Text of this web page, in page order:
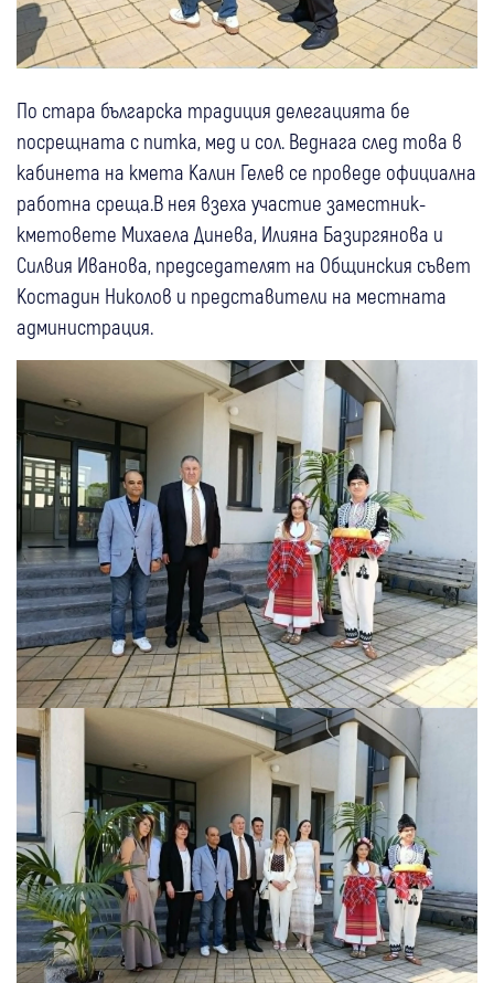
По стара българска традиция делегацията бе
посрещната с питка, мед и сол. Веднага след това в
кабинета на кмета Калин Гелев се проведе официална
работна среща.В нея взеха участие заместник-
кметовете Михаела Динева, Илияна Базиргянова и
Силвия Иванова, председателят на Общинския съвет
Костадин Николов и представители на местната
администрация.